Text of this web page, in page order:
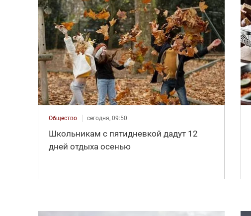
Общество сегодня, 09:50
Школьникам с пятидневкой дадут 12
дней отдыха осенью